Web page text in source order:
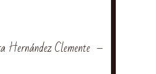
Hernández Clemente –